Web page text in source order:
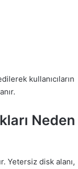
kullanıcıların
Neden
Yetersiz disk alanı,